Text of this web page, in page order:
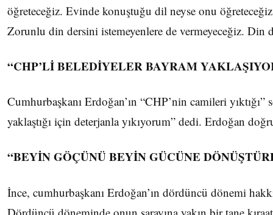
öğreteceğiz. Evinde konuştuğu dil neyse onu
Zorunlu din dersini istemeyenlere de vermeyeceğiz. Din
“CHP’Lİ BELEDİYELER BAYRAM
Cumhurbaşkanı Erdoğan’ın “CHP’nin camileri
yaklaştığı için deterjanla yıkıyorum” dedi. Erdoğan
“BEYİN GÖÇÜNÜ BEYİN GÜCÜNE
İnce, cumhurbaşkanı Erdoğan’ın dördüncü dönemi